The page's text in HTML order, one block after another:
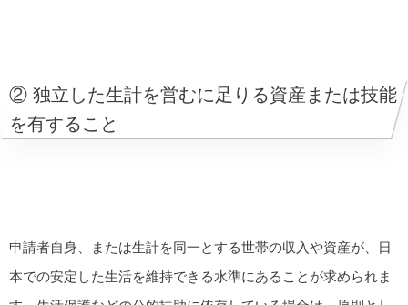
② 独立した生計を営むに足りる資産または技能
を有すること
申請者自身、または生計を同一とする世帯の収入や資産が、日
本での安定した生活を維持できる水準にあることが求められま